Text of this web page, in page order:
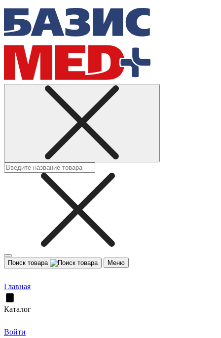
Поиск товара Меню
Главная
Каталог
Войти